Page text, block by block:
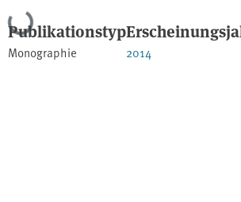
Lade...
Publikationstyp
Monographie 2014